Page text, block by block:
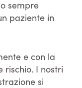
sempre
paziente in
e con la
rischio. I nostri
si